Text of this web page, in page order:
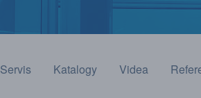
Servis Katalogy Videa